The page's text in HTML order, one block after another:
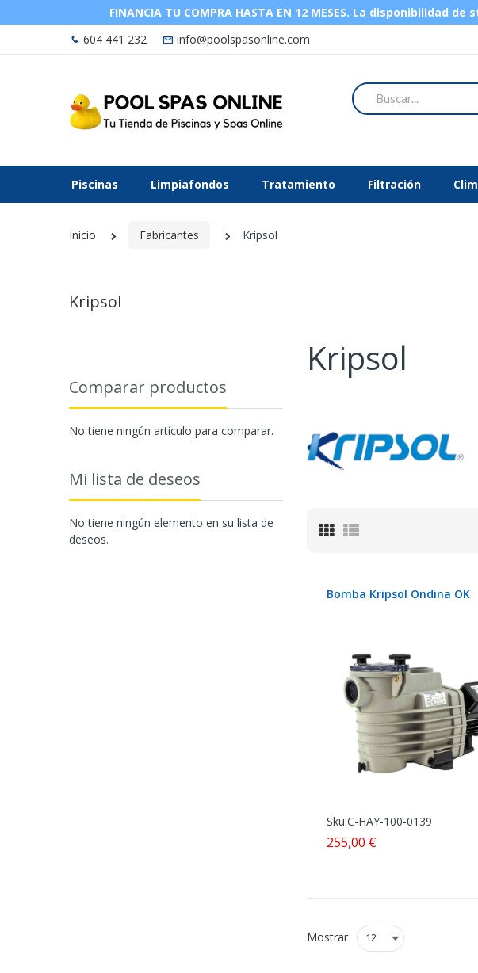
FINANCIA TU COMPRA HASTA EN 12 MESES. La disponibilidad
604 441 232
info@poolspasonline.com
Buscar
Piscinas Limpiafondos Tratamiento Filtración
Inicio Fabricantes Kripsol
Kripsol
Kripsol
ParrillaLista
Bomba Kripsol Ondina OK
Sku:C-HAY-100-0139
255,00 €
Mostrar
Comparar productos
No tiene ningún artículo para comparar.
Mi lista de deseos
No tiene ningún elemento en su lista de
deseos.